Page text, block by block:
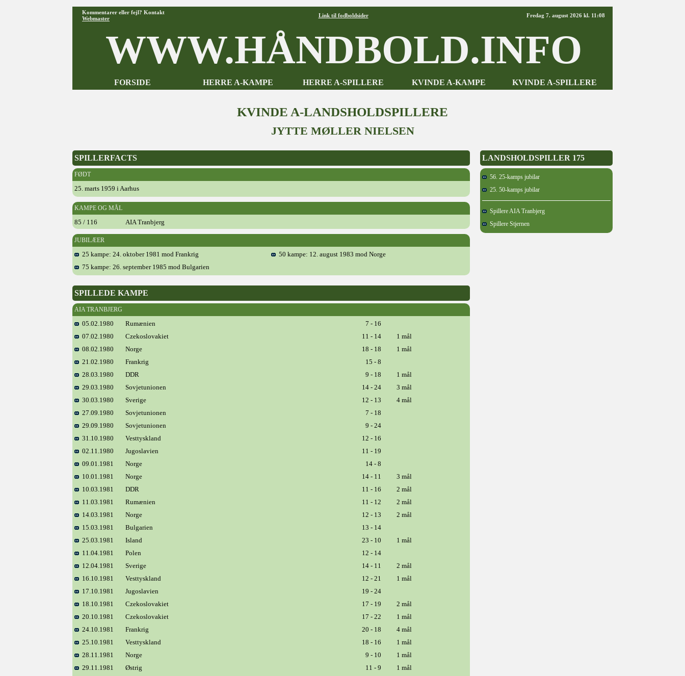
Kommentarer eller fejl? Kontakt
Webmaster
Link til fodboldsider Fredag 7. august 2026 kl. 11:08
WWW.HÅNDBOLD.INFO
FORSIDE HERRE A-KAMPE HERRE A-SPILLERE KVINDE A-KAMPE KVINDE A-SPILLERE
KVINDE A-LANDSHOLDSPILLERE
JYTTE MØLLER NIELSEN
SPILLERFACTS
FØDT
25. marts 1959 i Aarhus
KAMPE OG MÅL
85 / 116 AIA Tranbjerg
JUBILÆER
25 kampe: 24. oktober 1981 mod Frankrig
50 kampe: 12. august 1983 mod Norge
75 kampe: 26. september 1985 mod Bulgarien
SPILLEDE KAMPE
AIA TRANBJERG
05.02.1980 Rumænien
7 - 16
07.02.1980
Czekoslovakiet 11 - 14
1 mål
08.02.1980
Norge 18 - 18
1 mål
21.02.1980
Frankrig
15 - 8
28.03.1980
DDR 9 - 18
1 mål
29.03.1980
Sovjetunionen 14 - 24
3 mål
30.03.1980
Sverige 12 - 13
4 mål
27.09.1980
Sovjetunionen
7 - 18
29.09.1980
Sovjetunionen
9 - 24
31.10.1980
Vesttyskland
12 - 16
02.11.1980
Jugoslavien
11 - 19
09.01.1981
Norge
14 - 8
10.01.1981
Norge 14 - 11
3 mål
10.03.1981
DDR 11 - 16
2 mål
11.03.1981
Rumænien 11 - 12
2 mål
14.03.1981
Norge 12 - 13
2 mål
15.03.1981
Bulgarien
13 - 14
25.03.1981
Island 23 - 10
1 mål
11.04.1981
Polen
12 - 14
12.04.1981
Sverige 14 - 11
2 mål
16.10.1981
Vesttyskland 12 - 21
1 mål
17.10.1981
Jugoslavien
19 - 24
18.10.1981
Czekoslovakiet 17 - 19
2 mål
20.10.1981
Czekoslovakiet 17 - 22
1 mål
24.10.1981
Frankrig 20 - 18
4 mål
25.10.1981
Vesttyskland 18 - 16
1 mål
28.11.1981
Norge 9 - 10
1 mål
29.11.1981
Østrig 11 - 9
1 mål
LANDSHOLDSPILLER 175
56. 25-kamps jubilar
25. 50-kamps jubilar
Spillere AIA Tranbjerg
Spillere Stjernen